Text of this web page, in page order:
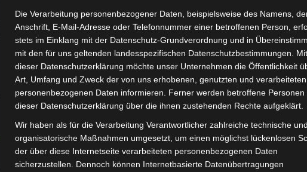
Rad Seniorenmobil VM4 NEO. Parkbremse für optimale
findest du hier:Volta Motor 3-Rad Seniorenmobil VM4 NEO.
Die Verarbeitung personenbezogener Daten, beispielsweise des Namens,
Anschrift, E-Mail-Adresse oder Telefonnummer einer betroffenen Person,
stets im Einklang mit der Datenschutz-Grundverordnung und in
mit den für uns geltenden landesspezifischen Datenschutzbestimmungen.
dieser Datenschutzerklärung möchte unser Unternehmen die Öffentlichkeit
Art, Umfang und Zweck der von uns erhobenen, genutzten und verarbeiteten
personenbezogenen Daten informieren. Ferner werden betroffene Personen
dieser Datenschutzerklärung über die ihnen zustehenden Rechte aufgeklärt.
Wir haben als für die Verarbeitung Verantwortlicher zahlreiche technische und
organisatorische Maßnahmen umgesetzt, um einen möglichst lückenlosen
der über diese Internetseite verarbeiteten personenbezogenen Daten
sicherzustellen. Dennoch können Internetbasierte Datenübertragungen